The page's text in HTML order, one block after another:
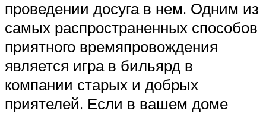
проведении досуга в нем. Одним из
самых распространенных способов
приятного времяпровождения
является игра в бильярд в
компании старых и добрых
приятелей. Если в вашем доме